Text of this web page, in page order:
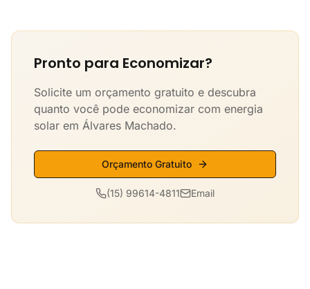
Pronto para Economizar?
Solicite um orçamento gratuito e descubra
quanto você pode economizar com energia
solar em Álvares Machado.
Orçamento Gratuito
(15) 99614-4811 Email